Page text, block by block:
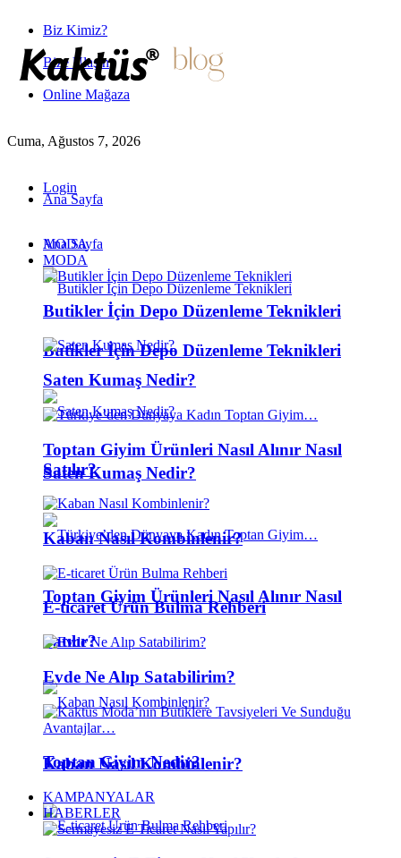
Biz Kimiz?
Bize Ulaşın
Online Mağaza
Cuma, Ağustos 7, 2026
Login
Ana Sayfa
MODA
Butikler İçin Depo Düzenleme Teknikleri
Saten Kumaş Nedir?
Toptan Giyim Ürünleri Nasıl Alınır Nasıl
Satılır?
Kaban Nasıl Kombinlenir?
Ana Sayfa
MODA
Butikler İçin Depo Düzenleme Teknikleri
Saten Kumaş Nedir?
Toptan Giyim Ürünleri Nasıl Alınır Nasıl
Satılır?
Kaban Nasıl Kombinlenir?
E-ticaret Ürün Bulma Rehberi
Evde Ne Alıp Satabilirim?
Toptan Giyim Nedir?
KAMPANYALAR
HABERLER